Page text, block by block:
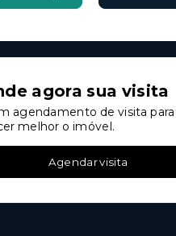
agora sua visita
agendamento de visita para
melhor o imóvel.
Agendar visita